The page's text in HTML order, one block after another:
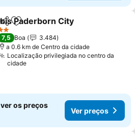
Adicionar aos favoritos
Paderborn City
Estrelas
7,5 Boa
3.484
a 0.6 km de Centro da cidade
Localização privilegiada no centro da
cidade
os preços
Ver preços